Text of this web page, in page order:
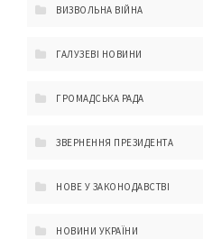
ВИЗВОЛЬНА ВІЙНА
ГАЛУЗЕВІ НОВИНИ
ГРОМАДСЬКА РАДА
ЗВЕРНЕННЯ ПРЕЗИДЕНТА
НОВЕ У ЗАКОНОДАВСТВІ
НОВИНИ УКРАЇНИ